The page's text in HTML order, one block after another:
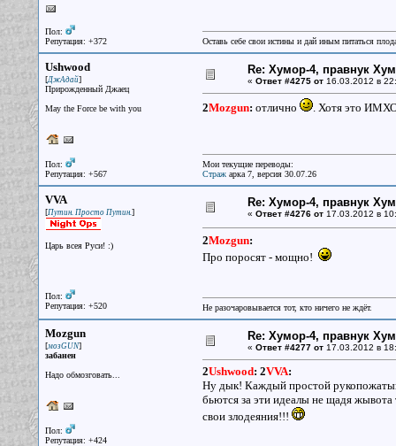
Пол:
Репутация: +372
Оставь себе свои истины и дай иным питаться
Ushwood
[ДжАдай]
Прирожденный Джаец
May the Force be with you
Пол:
Репутация: +567
Re: Хумор-4, правнук
« Ответ #4275 от16.03.2012 в
2Mozgun: отлично . Хотя это ИМХО
Мои текущие переводы:
Стражарка 7, версия 30.07.26
VVA
[Путин. Просто Путин.]
Царь всея Руси! :)
Пол:
Репутация: +520
Re: Хумор-4, правнук
« Ответ #4276 от17.03.2012 в
2Mozgun:
Про поросят - мощно!
Не разочаровывается тот, кто ничего не ждёт.
Mozgun
[мозGUN]
забанен
Надо обмозговать...
Пол:
Репутация: +424
Re: Хумор-4, правнук
« Ответ #4277 от17.03.2012 в
2Ushwood: 2VVA:
Ну дык! Каждый простой рукопожатый
бьются за эти идеалы не щадя жывота
свои злодеяния!!!